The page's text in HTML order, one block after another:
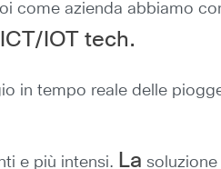
come azienda abbiamo
IOT tech.
in tempo reale delle
e più intensi. La